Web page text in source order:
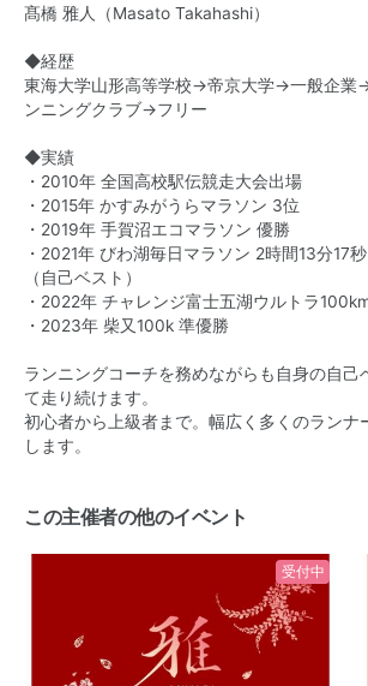
髙橋 雅人（Masato Takahashi）
◆経歴
東海大学山形高等学校→帝京大学→一般企業
ンニングクラブ→フリー
◆実績
・2010年 全国高校駅伝競走大会出場
・2015年 かすみがうらマラソン 3位
・2019年 手賀沼エコマラソン 優勝
・2021年 びわ湖毎日マラソン 2時間13分17秒
（自己ベスト）
・2022年 チャレンジ富士五湖ウルトラ
・2023年 柴又100k 準優勝
ランニングコーチを務めながらも自身の自己
て走り続けます。
初心者から上級者まで。幅広く多くのランナ
します。
この主催者の他のイベント
受付中